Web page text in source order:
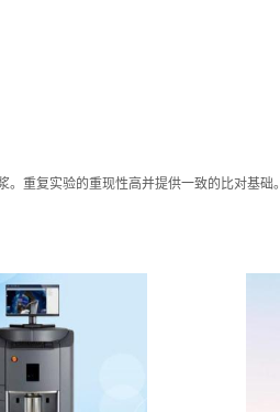
重复实验的重现性高并提供一致的比对基础。